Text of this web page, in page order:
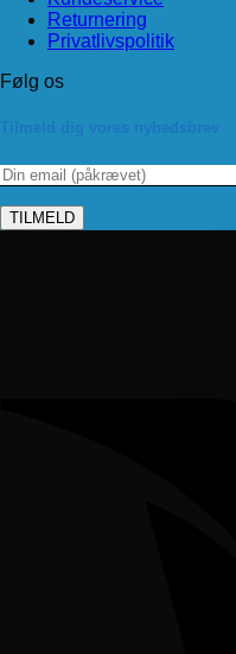
Returnering
Privatlivspolitik
Følg os
Tilmeld dig vores nyhedsbrev